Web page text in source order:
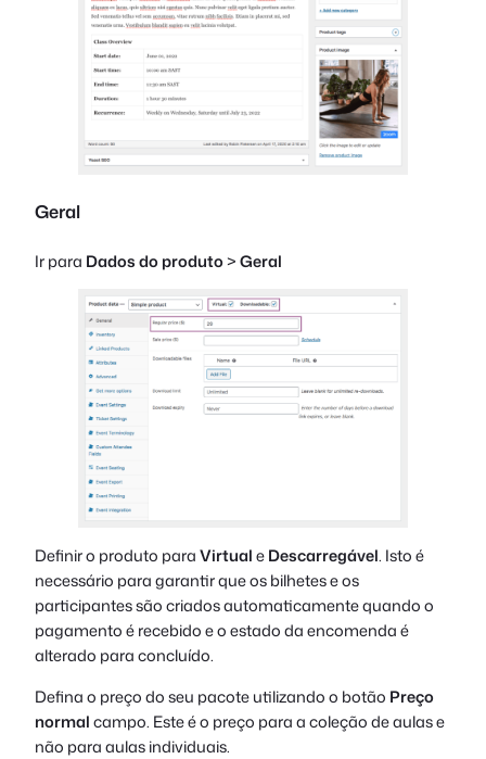
Geral
Ir para Dados do produto>Geral
Definir o produto paraVirtualeDescarregável. Isto é
necessário para garantir que os bilhetes e os
participantes são criados automaticamente quando o
pagamento é recebido e o estado da encomenda é
alterado para concluído.
Defina o preço do seu pacote utilizando o botão Preço
normalcampo. Este é o preço para a coleção de aulas e
não para aulas individuais.